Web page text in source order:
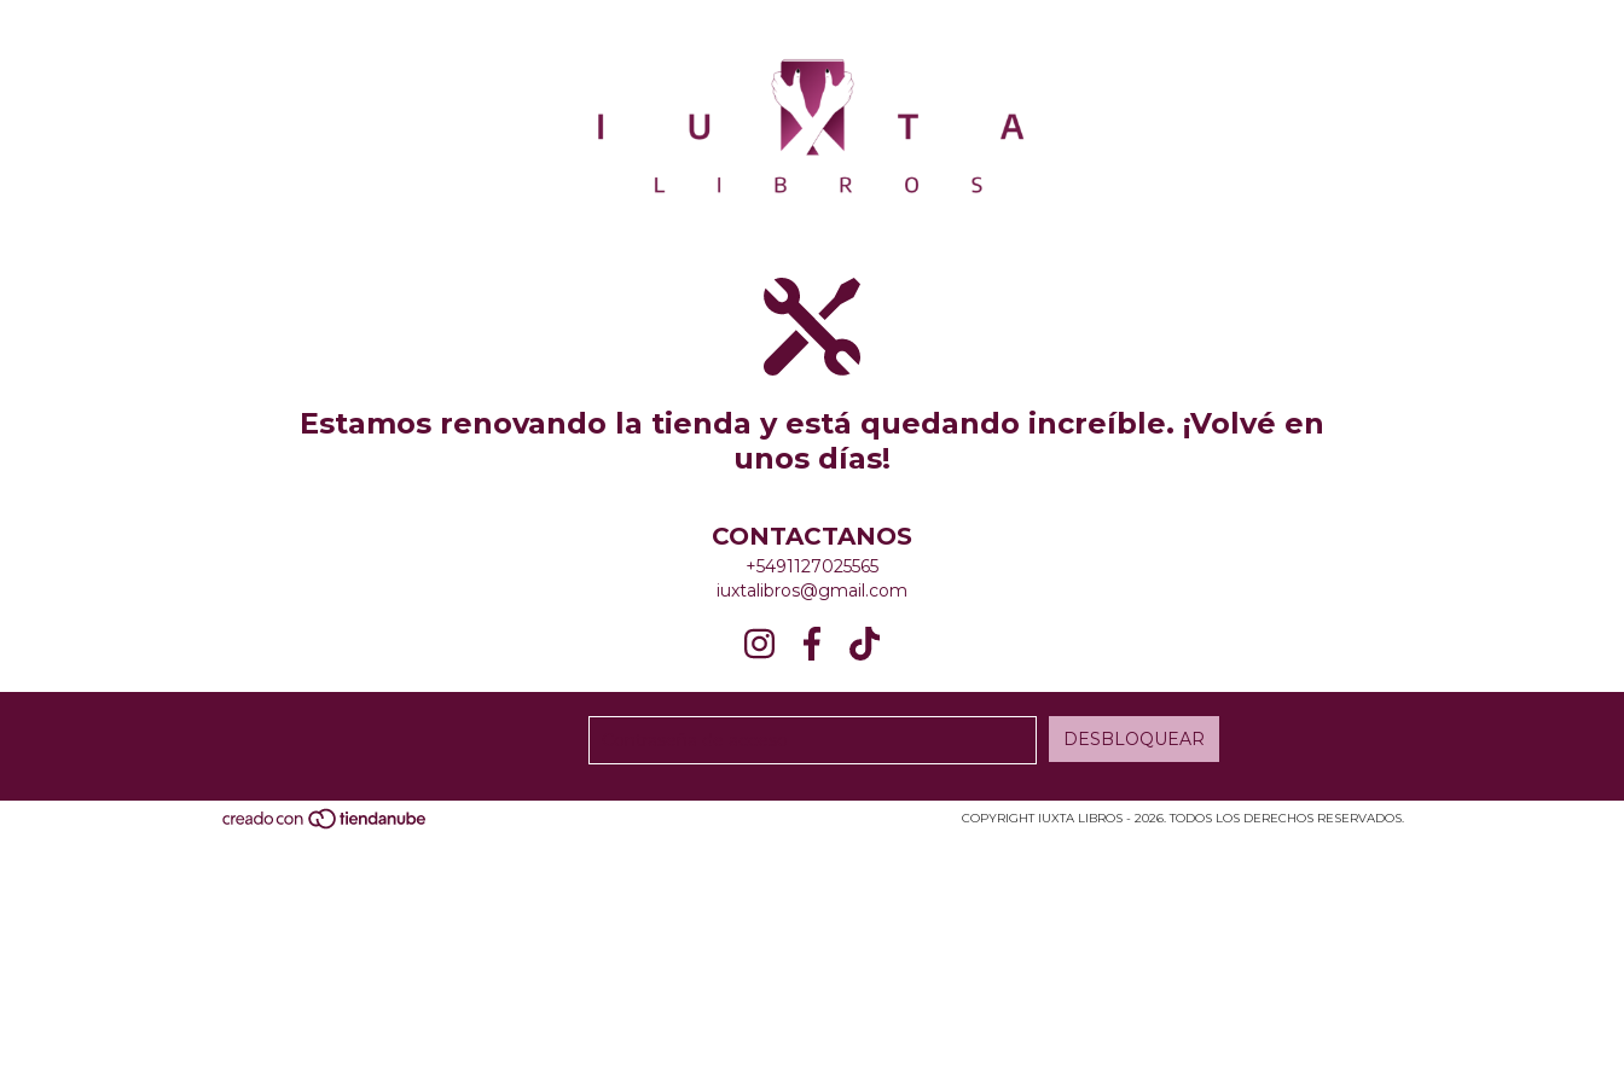
Estamos renovando la tienda y está quedando increíble. ¡Volvé en
unos días!
CONTACTANOS
+5491127025565
iuxtalibros@gmail.com
COPYRIGHT IUXTA LIBROS - 2026. TODOS LOS DERECHOS RESERVADOS.